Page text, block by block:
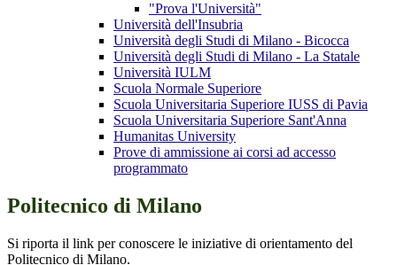
"Prova l'Università"
Università dell'Insubria
Università degli Studi di Milano - Bicocca
Università degli Studi di Milano - La Statale
Università IULM
Scuola Normale Superiore
Scuola Universitaria Superiore IUSS di Pavia
Scuola Universitaria Superiore Sant'Anna
Humanitas University
Prove di ammissione ai corsi ad accesso
programmato
Politecnico di Milano
Si riporta il link per conoscere le iniziative di orientamento del
Politecnico di Milano.